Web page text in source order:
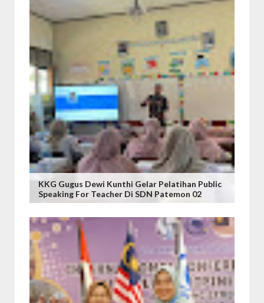
KKG Gugus Dewi Kunthi Gelar Pelatihan Public
Speaking For Teacher Di SDN Patemon 02